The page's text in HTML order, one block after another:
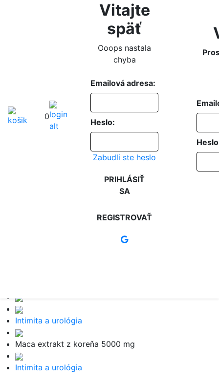
0
Vitajte
späť
Ooops nastala
chyba
Emailová adresa:
Heslo:
Zabudli ste heslo
PRIHLÁSIŤ
SA
REGISTROVAŤ
Intimita a urológia
Maca extrakt z koreňa 5000 mg
Intimita a urológia